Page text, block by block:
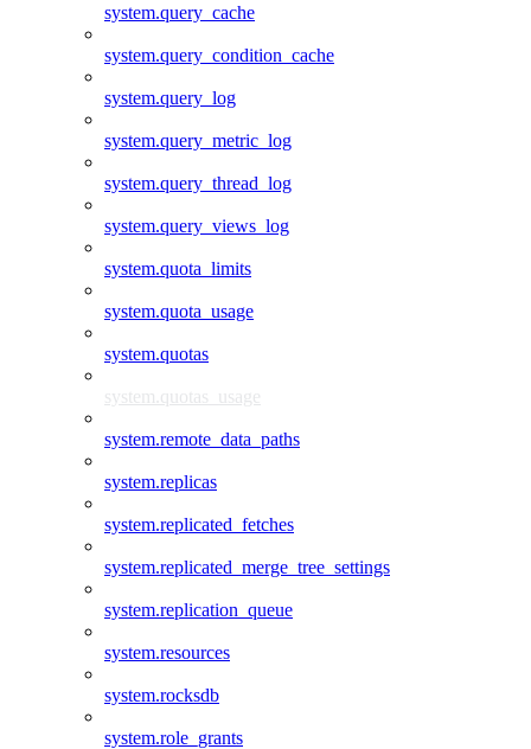
system.query_cache
system.query_condition_cache
system.query_log
system.query_metric_log
system.query_thread_log
system.query_views_log
system.quota_limits
system.quota_usage
system.quotas
system.quotas_usage
system.remote_data_paths
system.replicas
system.replicated_fetches
system.replicated_merge_tree_settings
system.replication_queue
system.resources
system.rocksdb
system.role_grants